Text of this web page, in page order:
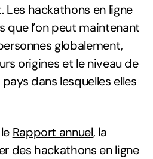
Les hackathons en ligne
que l’on peut maintenant
globalement,
origines et le niveau de
dans lesquelles elles
Rapport annuel, la
des hackathons en ligne